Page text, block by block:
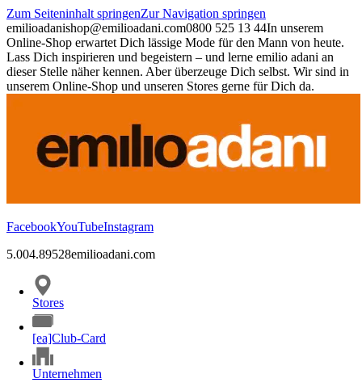
Zum Seiteninhalt springenZur Navigation springen
emilioadanishop@emilioadani.com0800 525 13 44In unserem
Online-Shop erwartet Dich lässige Mode für den Mann von heute.
Lass Dich inspirieren und begeistern – und lerne emilio adani an
dieser Stelle näher kennen. Aber überzeuge Dich selbst. Wir sind in
unserem Online-Shop und unseren Stores gerne für Dich da.
FacebookYouTubeInstagram
5.004.89528emilioadani.com
Stores
[ea]Club-Card
Unternehmen